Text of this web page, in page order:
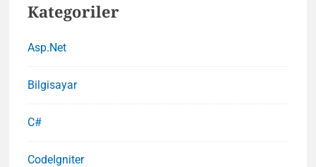
Kategoriler
Asp.Net
Bilgisayar
C#
CodeIgniter